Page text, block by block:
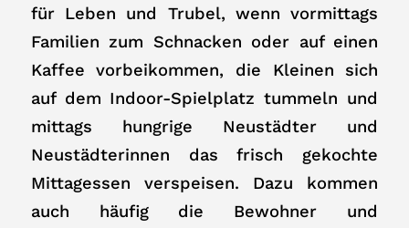
für Leben und Trubel, wenn vormittags
Familien zum Schnacken oder auf einen
Kaffee vorbeikommen, die Kleinen sich
auf dem Indoor-Spielplatz tummeln und
mittags hungrige Neustädter und
Neustädterinnen das frisch gekochte
Mittagessen verspeisen. Dazu kommen
auch häufig die Bewohner und